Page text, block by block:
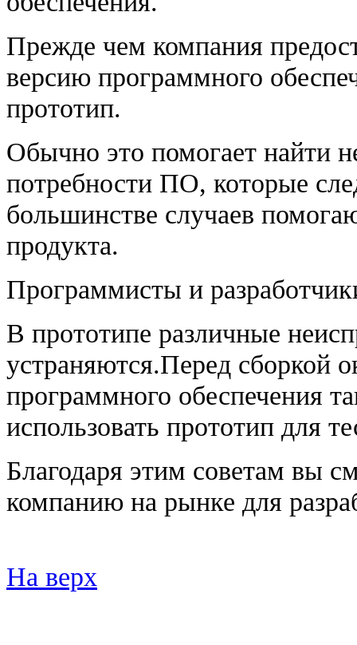
Прежде чем компания
версию программного
прототип.
Обычно это помогает найти
потребности ПО, которые
большинстве случаев
продукта.
Программисты и
В прототипе различные
устраняются.Перед сборкой
программного обеспечения
использовать прототип для
Благодаря этим советам вы
компанию на рынке для
На верх